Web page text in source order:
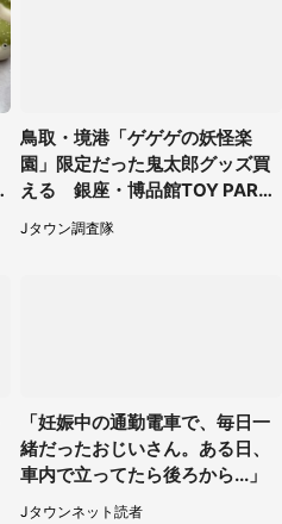
鳥取・境港「ゲゲゲの妖怪楽
園」限定だった鬼太郎グッズ買
える 銀座・博品館TOY PARK
へ急げ【8／8～31】
Jタウン調査隊
「妊娠中の通勤電車で、毎日一
緒だったおじいさん。ある日、
車内で立ってたら後ろから...」
Jタウンネット読者